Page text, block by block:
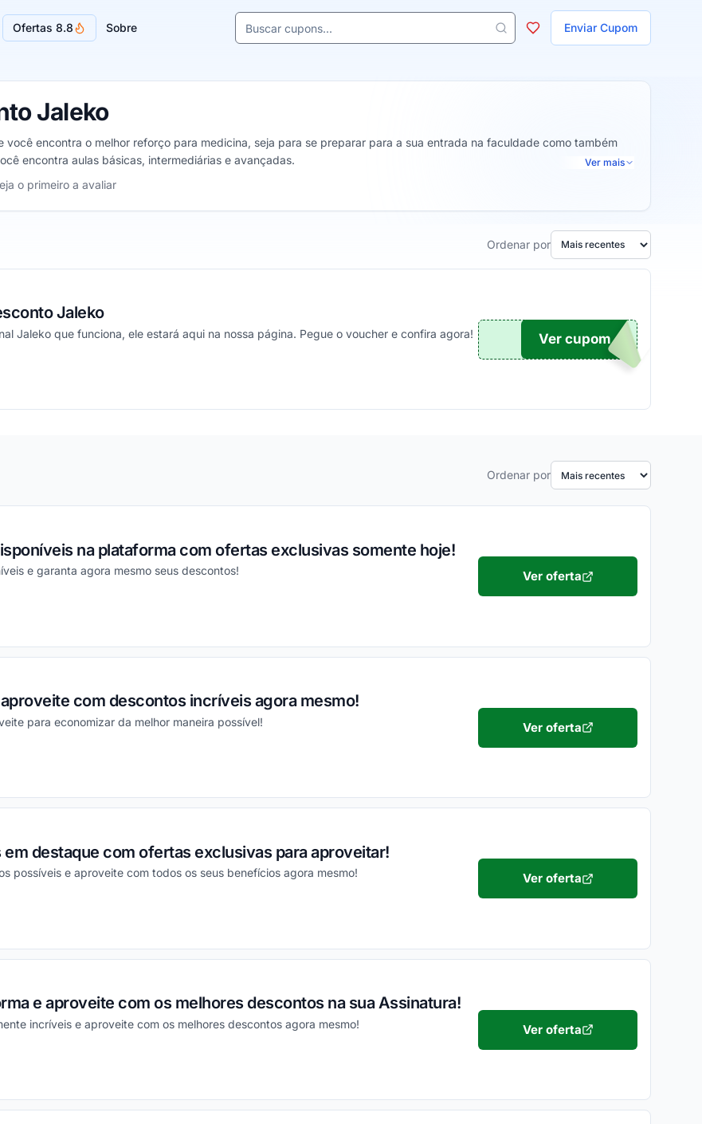
Ofertas 8.8 Sobre Enviar Cupom
Buscar cupons e lojas
Jaleko
você encontra o melhor reforço para medicina, seja para se preparar para a sua entrada na faculdade como também
encontra aulas básicas, intermediárias e avançadas.
Ver mais
de 1 a 5 estrelas
o primeiro a avaliar
Ordenar por
Jaleko
Jaleko que funciona, ele estará aqui na nossa página. Pegue o voucher e confira agora! TICO
Ver cupom
Ordenar por
na plataforma com ofertas exclusivas somente hoje!
e garanta agora mesmo seus descontos! Ver oferta
com descontos incríveis agora mesmo!
para economizar da melhor maneira possível! Ver oferta
em destaque com ofertas exclusivas para aproveitar!
possíveis e aproveite com todos os seus benefícios agora mesmo! Ver oferta
e aproveite com os melhores descontos na sua Assinatura!
incríveis e aproveite com os melhores descontos agora mesmo! Ver oferta